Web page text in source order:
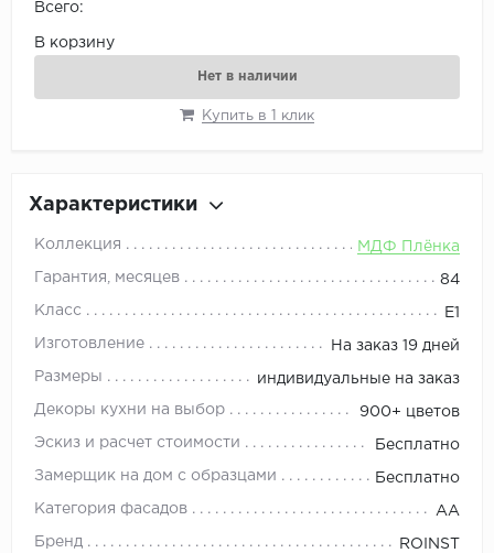
Всего:
В корзину
Нет в наличии
Купить в 1 клик
Характеристики
Коллекция МДФ Плёнка
Гарантия, месяцев 84
Класс E1
Изготовление На заказ 19 дней
Размеры индивидуальные на заказ
Декоры кухни на выбор 900+ цветов
Эскиз и расчет стоимости Бесплатно
Замерщик на дом с образцами Бесплатно
Категория фасадов АА
Бренд ROINST